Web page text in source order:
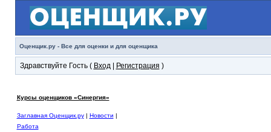
Оценщик.ру - Все для оценки и для оценщика
Здравствуйте Гость ( Вход| Регистрация )
Курсы оценщиков «Синергия»
Заглавная Оценщик.ру| Новости |
Работа